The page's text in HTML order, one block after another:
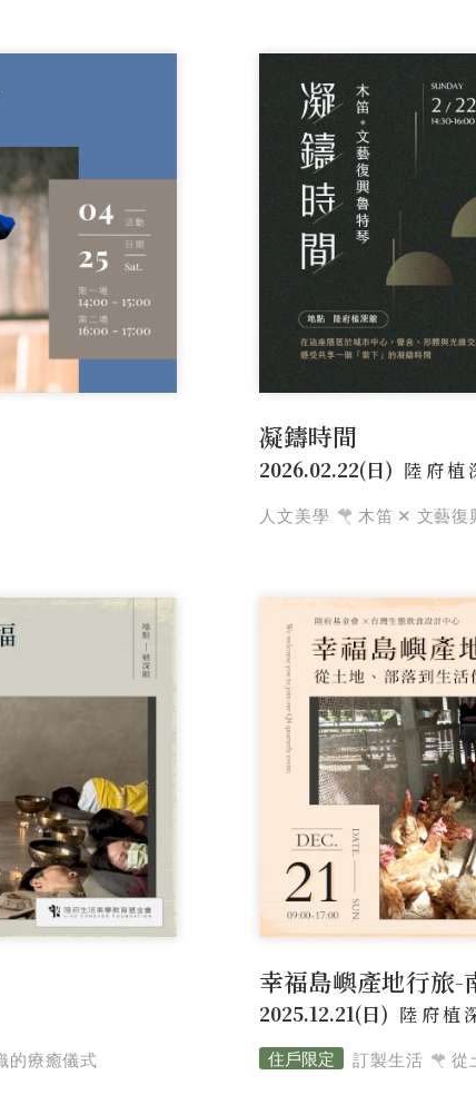
凝鑄時間
2026.02.22(日) 陸府植
人文美學 木笛 ✕ 文藝復
的療癒儀式
幸福島嶼產地行旅-
2025.12.21(日) 陸府植
訂製生活 從